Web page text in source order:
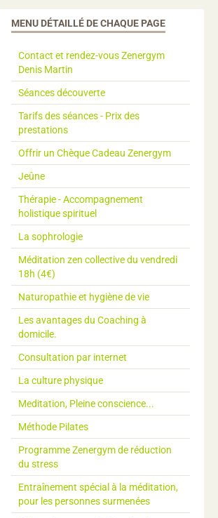
MENU DÉTAILLÉ DE CHAQUE PAGE
Contact et rendez-vous Zenergym
Denis Martin
Séances découverte
Tarifs des séances - Prix des
prestations
Offrir un Chèque Cadeau Zenergym
Jeûne
Thérapie - Accompagnement
holistique spirituel
La sophrologie
Méditation zen collective du vendredi
18h (4€)
Naturopathie et hygiène de vie
Les avantages du Coaching à
domicile.
Consultation par internet
La culture physique
Meditation, Pleine conscience...
Méthode Pilates
Programme Zenergym de réduction
du stress
Entraînement spécial à la méditation,
pour les personnes surmenées